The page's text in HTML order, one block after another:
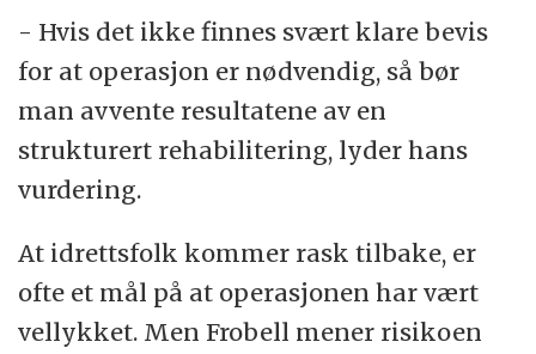
- Hvis det ikke finnes svært klare bevis
for at operasjon er nødvendig, så bør
man avvente resultatene av en
strukturert rehabilitering, lyder hans
vurdering.
At idrettsfolk kommer rask tilbake, er
ofte et mål på at operasjonen har vært
vellykket. Men Frobell mener risikoen